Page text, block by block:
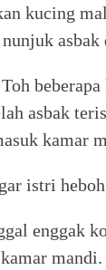
kucing
asbak
kamar
istri
enggak
mandi.